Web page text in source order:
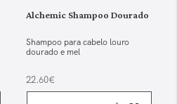
Alchemic Shampoo Dourado
Shampoo para cabelo louro
dourado e mel
22.60€